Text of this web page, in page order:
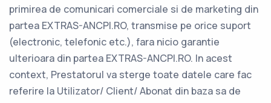
primirea de comunicari comerciale si de marketing din
partea EXTRAS-ANCPI.RO, transmise pe orice suport
(electronic, telefonic etc.), fara nicio garantie
ulterioara din partea EXTRAS-ANCPI.RO. In acest
context, Prestatorul va sterge toate datele care fac
referire la Utilizator/ Client/ Abonat din baza sa de